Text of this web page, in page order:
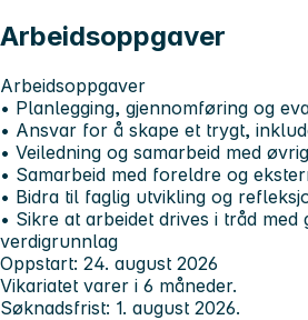
Arbeidsoppgaver
Arbeidsoppgaver
• Planlegging, gjennomføring og
• Ansvar for å skape et trygt,
• Veiledning og samarbeid med
• Samarbeid med foreldre og
• Bidra til faglig utvikling og
• Sikre at arbeidet drives i tråd
verdigrunnlag
Oppstart: 24. august 2026
Vikariatet varer i 6 måneder.
Søknadsfrist: 1. august 2026.